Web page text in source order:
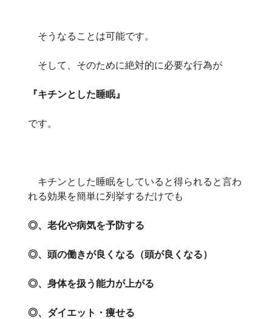
そうなることは可能です。
そして、そのために絶対的に必要な行為が
『キチンとした睡眠』
です。
キチンとした睡眠をしていると得られると言わ
れる効果を簡単に列挙するだけでも
◎、老化や病気を予防する
◎、頭の働きが良くなる（頭が良くなる）
◎、身体を扱う能力が上がる
◎、ダイエット・痩せる